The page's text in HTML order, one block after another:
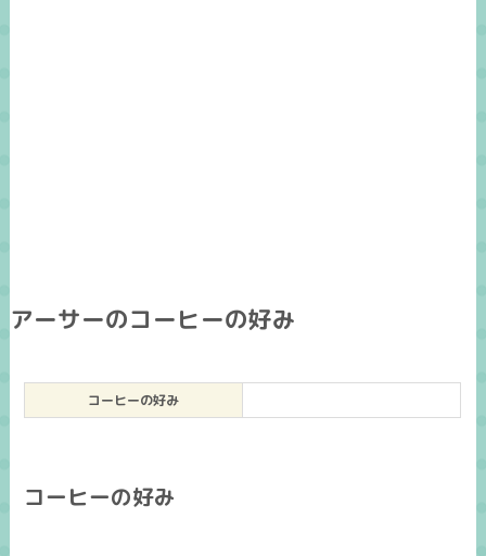
アーサーのコーヒーの好み
コーヒーの好み
コーヒーの好み